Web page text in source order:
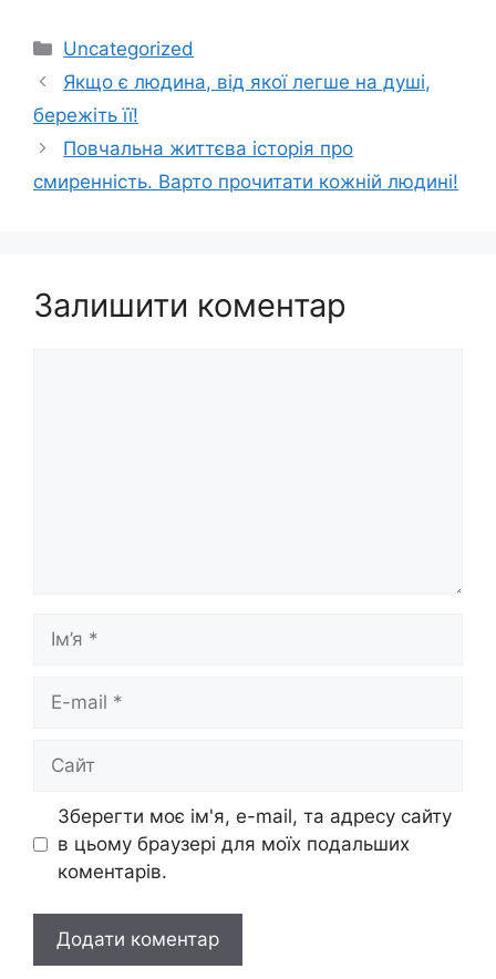
Категорії
Uncategorized
Якщо є людина, від якої легше на душі,
бережіть її!
Повчальна життєва історія про
смиренність. Варто прочитати кожній людині!
Залишити коментар
mail
Зберегти моє ім'я, e-mail, та адресу сайту
в цьому браузері для моїх подальших
коментарів.